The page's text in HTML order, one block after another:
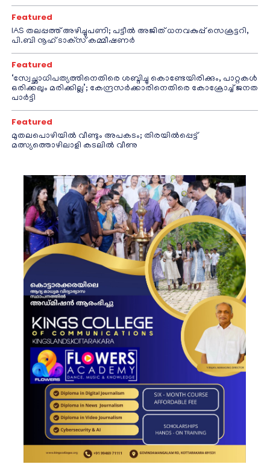
Featured
IAS തലപ്പത്ത് അഴിച്ചുപണി; പട്ടീല്‍ അജിത് ധനവകുപ്പ് സെക്രട്ടറി,
പി.ബി നൂഹ് ടാക്‌സ് കമ്മീഷണര്‍
Featured
‘സ്വേച്ഛാധിപത്യത്തിനെതിരെ ശബ്ദിച്ചു കൊണ്ടേയിരിക്കും, പാറ്റകൾ
ഒരിക്കലും മരിക്കില്ല’; കേന്ദ്രസർക്കാരിനെതിരെ കോക്രോച്ച് ജനത
പാർട്ടി
Featured
മുതലപൊഴിയിൽ വീണ്ടും അപകടം; തിരയിൽപ്പെട്ട്
മത്സ്യത്തൊഴിലാളി കടലിൽ വീണു